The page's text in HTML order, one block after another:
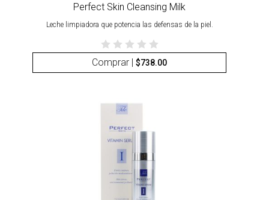
Perfect Skin Cleansing Milk
Leche limpiadora que potencia las defensas de la piel.
Comprar |$738.00